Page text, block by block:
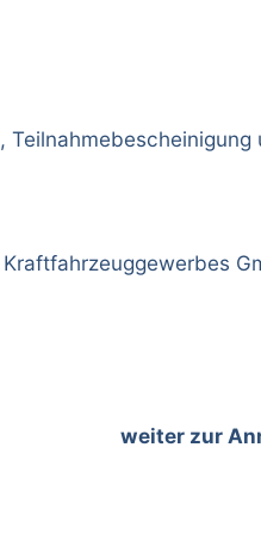
Teilnahmebescheinigung
weiter zur